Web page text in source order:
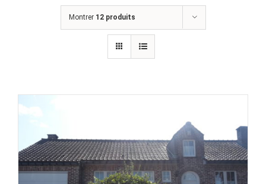
Montrer 12 produits